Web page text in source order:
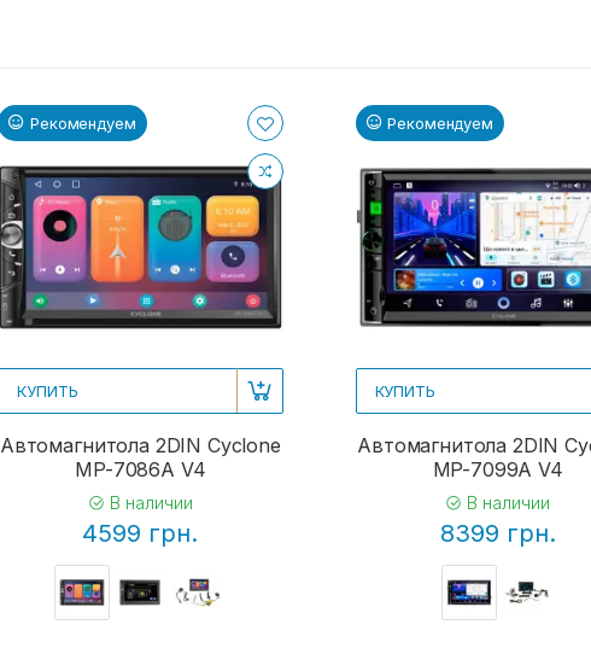
Рекомендуем
КУПИТЬ
Автомагнитола 2DIN Cyclone
MP-7086A V4
В наличии
4599 грн.
Рекомендуем
КУПИТЬ
Автомагнитола 2DIN
MP-7099A V4
В наличии
8399 грн.